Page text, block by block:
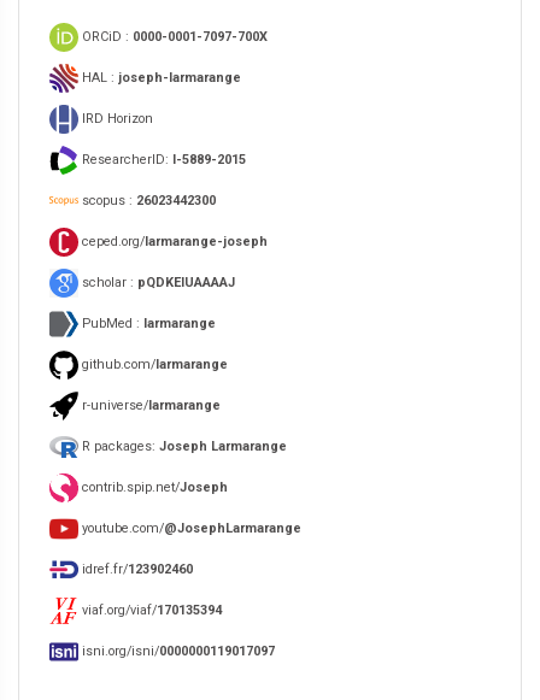
ORCiD : 0000-0001-7097-700X
HAL : joseph-larmarange
IRD Horizon
ResearcherID: I-5889-2015
scopus : 26023442300
ceped.org/larmarange-joseph
scholar : pQDKEIUAAAAJ
PubMed : larmarange
github.com/larmarange
r-universe/larmarange
R packages: Joseph Larmarange
contrib.spip.net/Joseph
youtube.com/@JosephLarmarange
idref.fr/123902460
viaf.org/viaf/170135394
isni.org/isni/0000000119017097